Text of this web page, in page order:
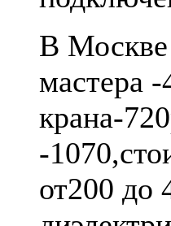
В Москве
мастера -
крана-
-
от200 до